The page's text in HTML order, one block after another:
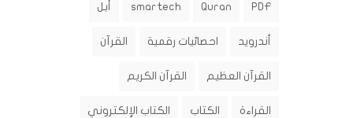
PDF
Quran
smartech أبل
أندرويد احصائيات رقمية القرآن
القرآن العظيم القرآن الكريم
القراءة الكتاب الكتاب الإلكتروني